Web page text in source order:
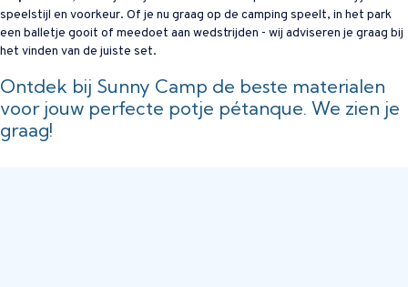
speelstijl en voorkeur. Of je nu graag op de camping speelt, in het park
een balletje gooit of meedoet aan wedstrijden - wij adviseren je graag bij
het vinden van de juiste set.
Ontdek bij Sunny Camp de beste materialen
voor jouw perfecte potje pétanque. We zien je
graag!